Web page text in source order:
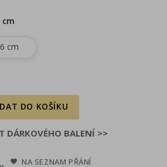
cm
DO KOŠÍKU
DÁRKOVÉHO BALENÍ >>
NA SEZNAM PŘÁNÍ